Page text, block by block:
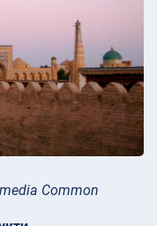
Common